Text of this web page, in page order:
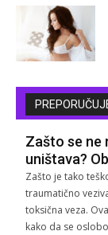
Zašto se ne
uništava?
Zašto je tako
traumatično
toksična veza.
kako da se